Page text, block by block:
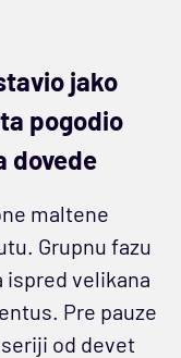
jako
pogodio
dovede
maltene
Grupnu fazu
ispred velikana
Pre pauze
od devet